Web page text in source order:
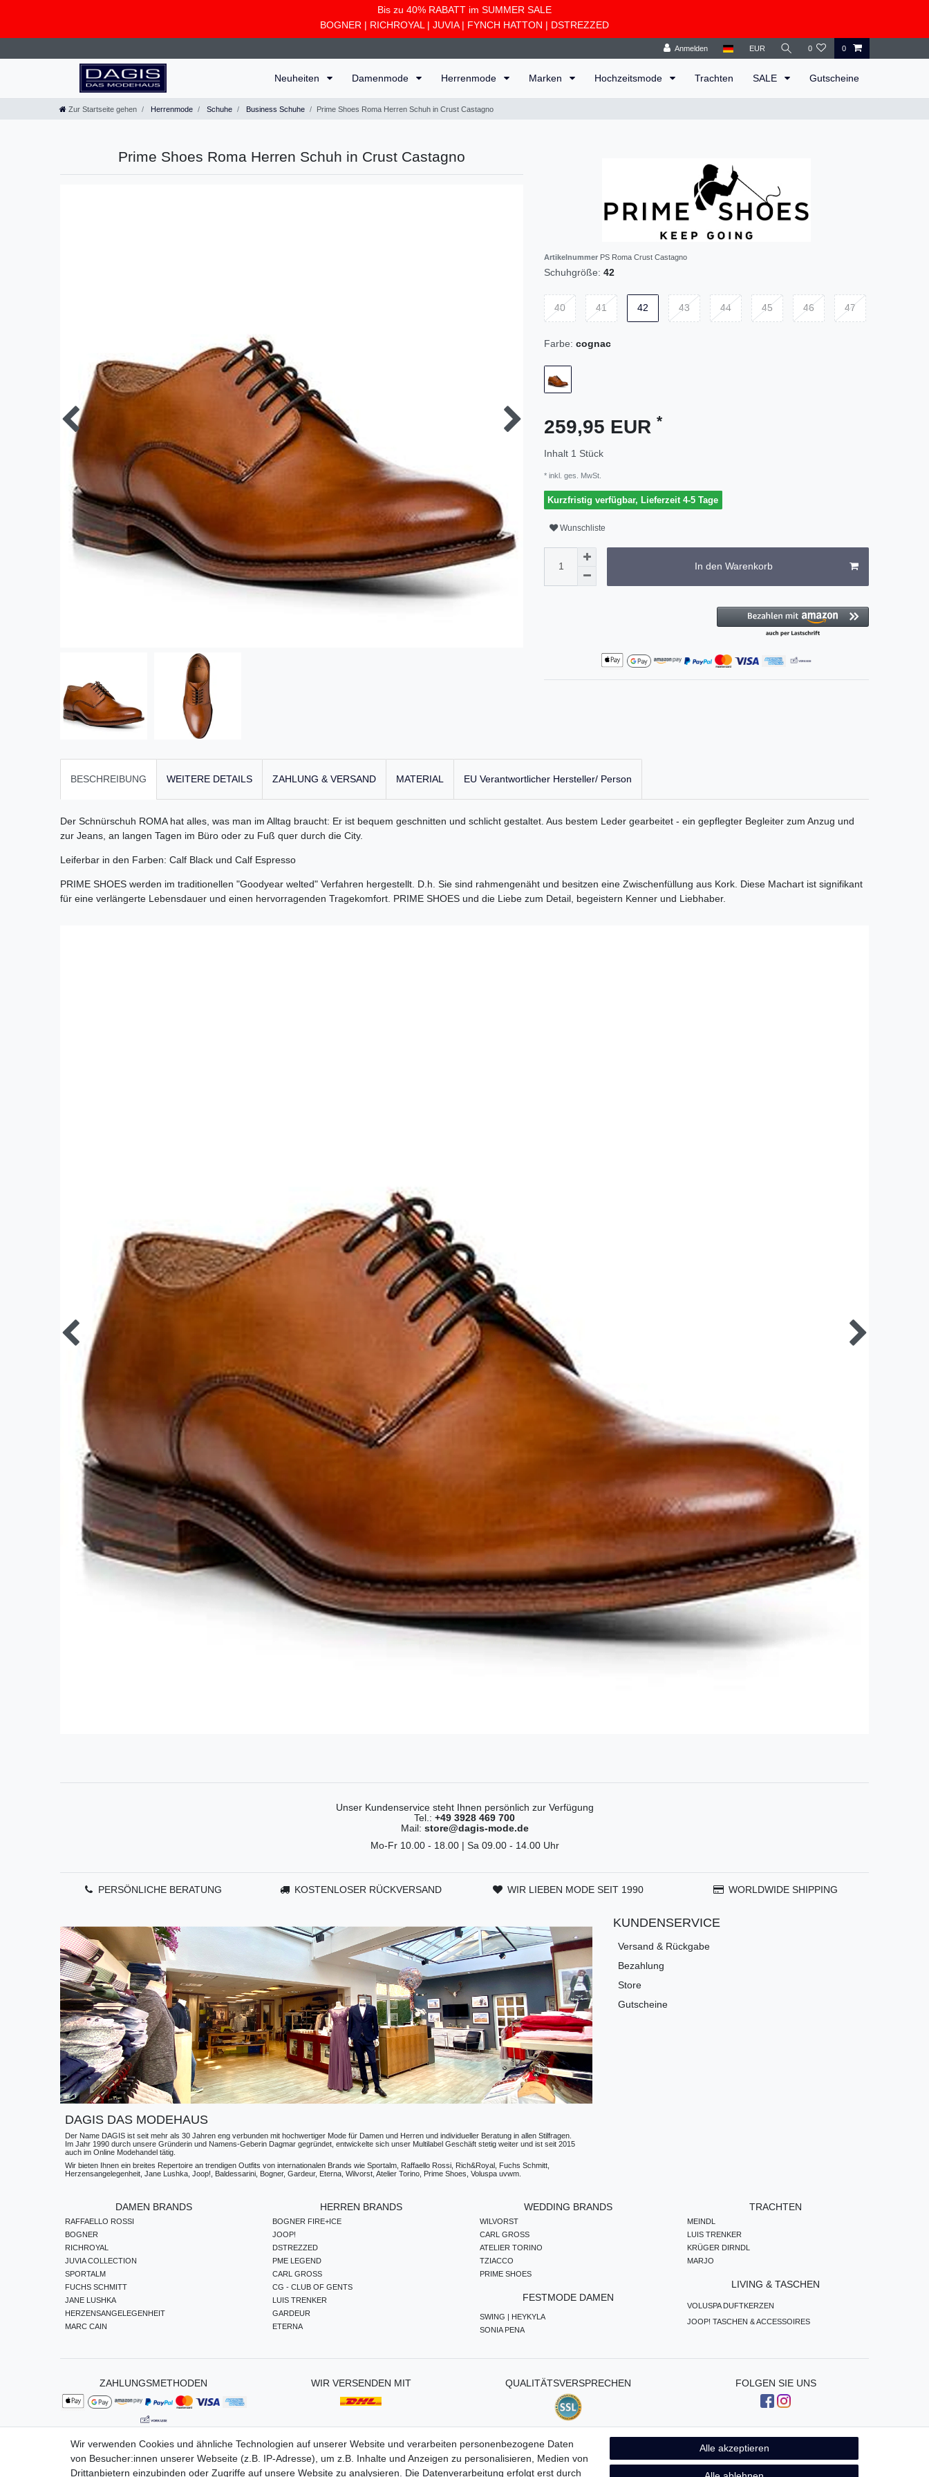
Bis zu 40% RABATT im SUMMER SALE
BOGNER | RICHROYAL | JUVIA| FYNCH HATTON | DSTREZZED
Anmelden EUR 0 0
Neuheiten Damenmode Herrenmode Marken Hochzeitsmode Trachten SALE Gutscheine
Zur Startseite gehen Herrenmode Schuhe Business Schuhe Prime Shoes Roma Herren Schuh in Crust Castagno
Prime Shoes Roma Herren Schuh in Crust Castagno
Artikelnummer PS Roma Crust Castagno
Schuhgröße: 42
40 41 42 43 44 45 46 47
Farbe: cognac
259,95 EUR *
Inhalt 1 Stück
* inkl. ges. MwSt.
Kurzfristig verfügbar, Lieferzeit 4-5 Tage
Wunschliste
In den Warenkorb
BESCHREIBUNG WEITERE DETAILS ZAHLUNG & VERSAND MATERIAL EU Verantwortlicher Hersteller/ Person
Der Schnürschuh ROMA hat alles, was man im Alltag braucht: Er ist bequem geschnitten und schlicht gestaltet. Aus bestem Leder gearbeitet - ein gepflegter Begleiter zum Anzug und
zur Jeans, an langen Tagen im Büro oder zu Fuß quer durch die City.
Leiferbar in den Farben: Calf Black und Calf Espresso
PRIME SHOES werden im traditionellen "Goodyear welted" Verfahren hergestellt. D.h. Sie sind rahmengenäht und besitzen eine Zwischenfüllung aus Kork. Diese Machart ist signifikant
für eine verlängerte Lebensdauer und einen hervorragenden Tragekomfort. PRIME SHOES und die Liebe zum Detail, begeistern Kenner und Liebhaber.
Unser Kundenservice steht Ihnen persönlich zur Verfügung
Tel.: +49 3928 469 700
Mail: store@dagis-mode.de
Mo-Fr 10.00 - 18.00 | Sa 09.00 - 14.00 Uhr
PERSÖNLICHE BERATUNG KOSTENLOSER RÜCKVERSAND WIR LIEBEN MODE SEIT 1990 WORLDWIDE SHIPPING
DAGIS DAS MODEHAUS
Der Name DAGIS ist seit mehr als 30 Jahren eng verbunden mit hochwertiger Mode für Damen und Herren und individueller Beratung in allen Stilfragen.
Im Jahr 1990 durch unsere Gründerin und Namens-Geberin Dagmar gegründet, entwickelte sich unser Multilabel Geschäft stetig weiter und ist seit 2015
auch im Online Modehandel tätig.
Wir bieten Ihnen ein breites Repertoire an trendigen Outfits von internationalen Brands wie Sportalm, Raffaello Rossi, Rich&Royal, Fuchs Schmitt,
Herzensangelegenheit, Jane Lushka, Joop!, Baldessarini, Bogner, Gardeur, Eterna, Wilvorst, Atelier Torino, Prime Shoes, Voluspa uvwm.
KUNDENSERVICE
Versand & Rückgabe
Bezahlung
Store
Gutscheine
DAMEN BRANDS
RAFFAELLO ROSSI
BOGNER
RICHROYAL
JUVIA COLLECTION
SPORTALM
FUCHS SCHMITT
JANE LUSHKA
HERZENSANGELEGENHEIT
MARC CAIN
HERREN BRANDS
BOGNER FIRE+ICE
JOOP!
DSTREZZED
PME LEGEND
CARL GROSS
CG - CLUB OF GENTS
LUIS TRENKER
GARDEUR
ETERNA
WEDDING BRANDS
WILVORST
CARL GROSS
ATELIER TORINO
TZIACCO
PRIME SHOES
FESTMODE DAMEN
SWING | HEYKYLA
SONIA PENA
TRACHTEN
MEINDL
LUIS TRENKER
KRÜGER DIRNDL
MARJO
LIVING & TASCHEN
VOLUSPA DUFTKERZEN
JOOP! TASCHEN & ACCESSOIRES
ZAHLUNGSMETHODEN WIR VERSENDEN MIT QUALITÄTSVERSPRECHEN FOLGEN SIE UNS
Impressum Daten­schutz­erklärung AGB Widerrufs­recht Vertrag widerrufen
Wir verwenden Cookies und ähnliche Technologien auf unserer Website und verarbeiten personenbezogene Daten
von Besucher:innen unserer Webseite (z.B. IP-Adresse), um z.B. Inhalte und Anzeigen zu personalisieren, Medien von
Drittanbietern einzubinden oder Zugriffe auf unsere Website zu analysieren. Die Datenverarbeitung erfolgt erst durch
Alle akzeptieren